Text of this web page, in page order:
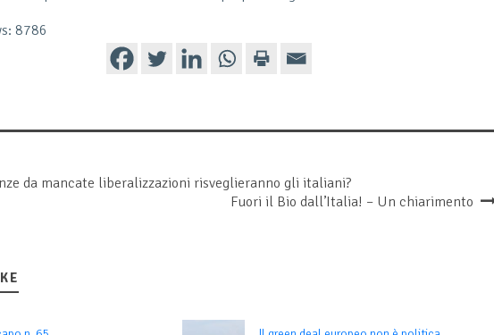
8786
da mancate liberalizzazioni risveglieranno gli italiani?
Fuori il Bio dall’Italia! – Un chiarimento